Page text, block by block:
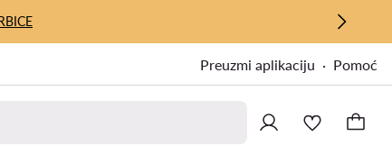
Preuzmi aplikaciju Pomoć